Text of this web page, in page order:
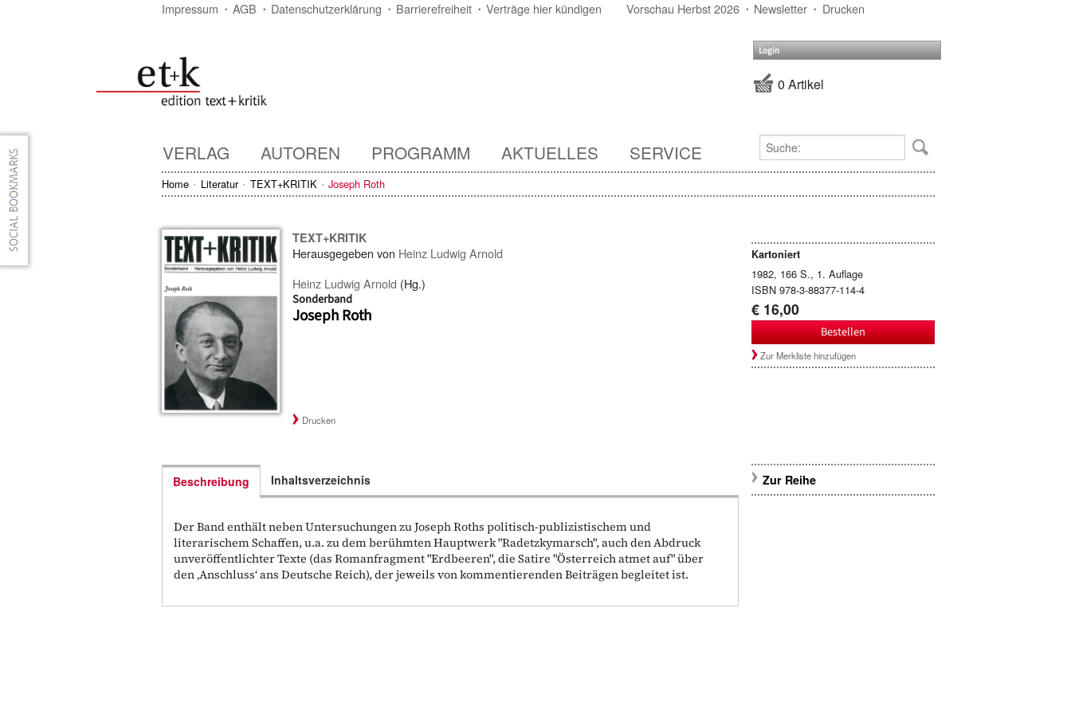
Impressum AGB Datenschutzerklärung Barrierefreiheit Verträge hier kündigen Vorschau Herbst 2026 Newsletter Drucken
Login
0 Artikel
VERLAG AUTOREN PROGRAMM AKTUELLES SERVICE
Home Literatur TEXT+KRITIK Joseph Roth
TEXT+KRITIK
Herausgegeben von Heinz Ludwig Arnold
Heinz Ludwig Arnold (Hg.)
Sonderband
Joseph Roth
Kartoniert
1982, 166 S., 1. Auflage
ISBN 978-3-88377-114-4
€ 16,00
Bestellen
Zur Merkliste hinzufügen
Drucken
Beschreibung
Der Band enthält neben Untersuchungen zu Joseph Roths politisch-publizistischem und
literarischem Schaffen, u.a. zu dem berühmten Hauptwerk "Radetzkymarsch", auch den Abdruck
unveröffentlichter Texte (das Romanfragment "Erdbeeren", die Satire "Österreich atmet auf" über
den ‚Anschluss‘ ans Deutsche Reich), der jeweils von kommentierenden Beiträgen begleitet ist.
Inhaltsverzeichnis Zur Reihe